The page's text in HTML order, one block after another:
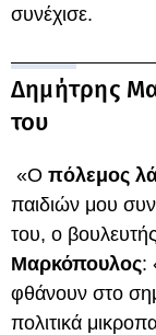
συνέχισε.
Δημήτρης
του
«Ο πόλεμος
παιδιών μου
του, ο
Μαρκόπουλος:
φθάνουν στο
πολιτικά